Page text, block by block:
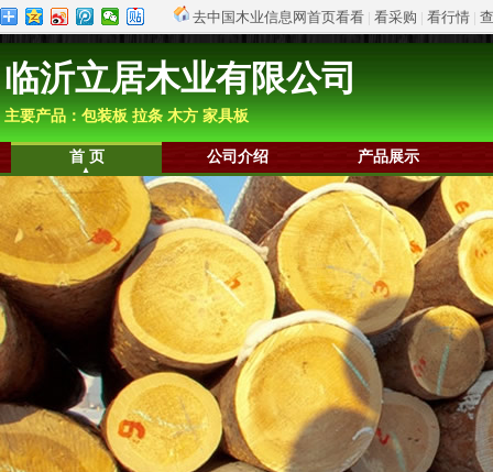
去中国木业信息网首页看看 | 看采购 | 看行情 |
临沂立居木业有限公司
主要产品：包装板 拉条 木方 家具板
首 页 公司介绍 产品展示